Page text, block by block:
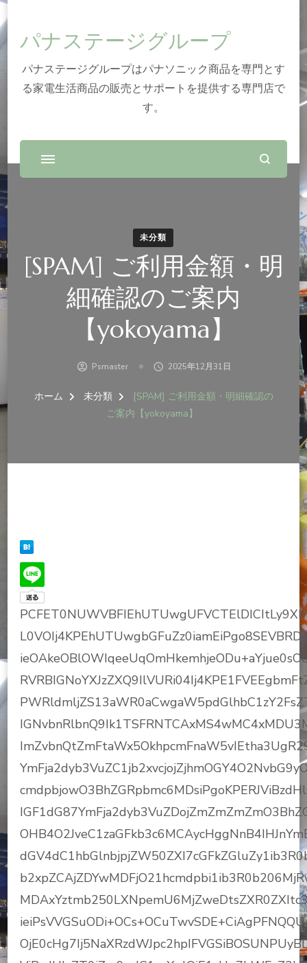
パナステージグループ
パナステージグループはパナソニック商品を専門とす
る家電生活商品の販売とサポートを提供する専門店で
す。
未分類
[SPAM] ご利用金額・明
細確認のご案内
【yokoyama】
Psmaster 2025年12月31日
ホーム 未分類
[SPAM] ご利用金額・明細確認の
ご案内【yokoyama】